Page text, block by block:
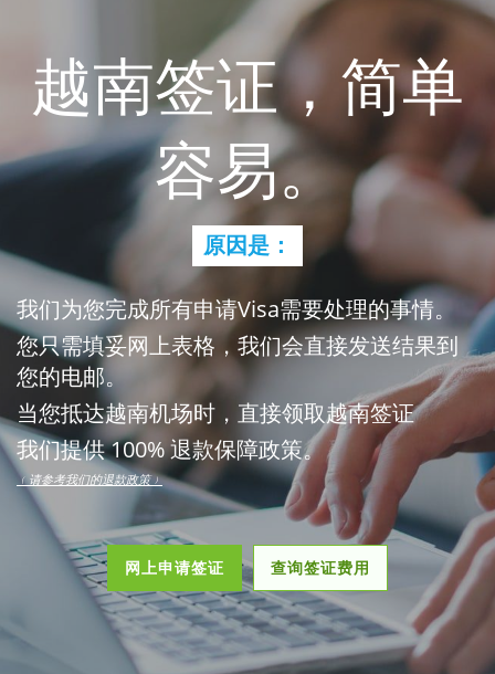
越南签证，简单
容易。
原因是：
我们为您完成所有申请Visa需要处理的事情。
您只需填妥网上表格，我们会直接发送结果到
您的电邮。
当您抵达越南机场时，直接领取越南签证
我们提供 100% 退款保障政策。
﹙请参考我们的退款政策﹚
网上申请签证 查询签证费用